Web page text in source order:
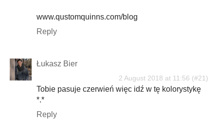
www.qustomquinns.com/blog
Reply
Łukasz Bier
2 August 2018 at 11:56
Tobie pasuje czerwień więc idź w tę kolorystykę
*.*
Reply